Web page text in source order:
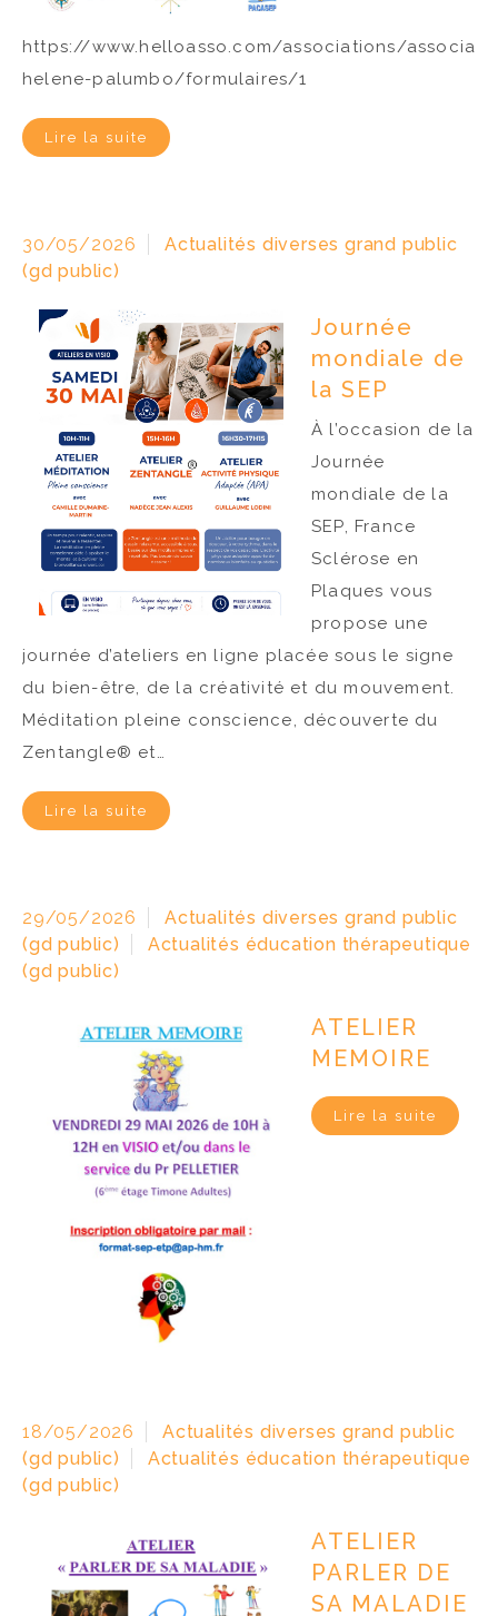
https://www.helloasso.com/associations/
helene-palumbo/formulaires/1
Lire la suite
30/05/2026
Actualités diverses grand public
(gd public)
Journée
mondiale de
la SEP
À l’occasion de la
Journée
mondiale de la
SEP, France
Sclérose en
Plaques vous
propose une
journée d’ateliers en ligne placée sous le signe
du bien-être, de la créativité et du mouvement.
Méditation pleine conscience, découverte du
Zentangle® et…
Lire la suite
29/05/2026
Actualités diverses grand public
(gd public)
Actualités éducation thérapeutique
(gd public)
ATELIER
MEMOIRE
Lire la suite
18/05/2026
Actualités diverses grand public
(gd public)
Actualités éducation thérapeutique
(gd public)
ATELIER
PARLER DE
SA MALADIE